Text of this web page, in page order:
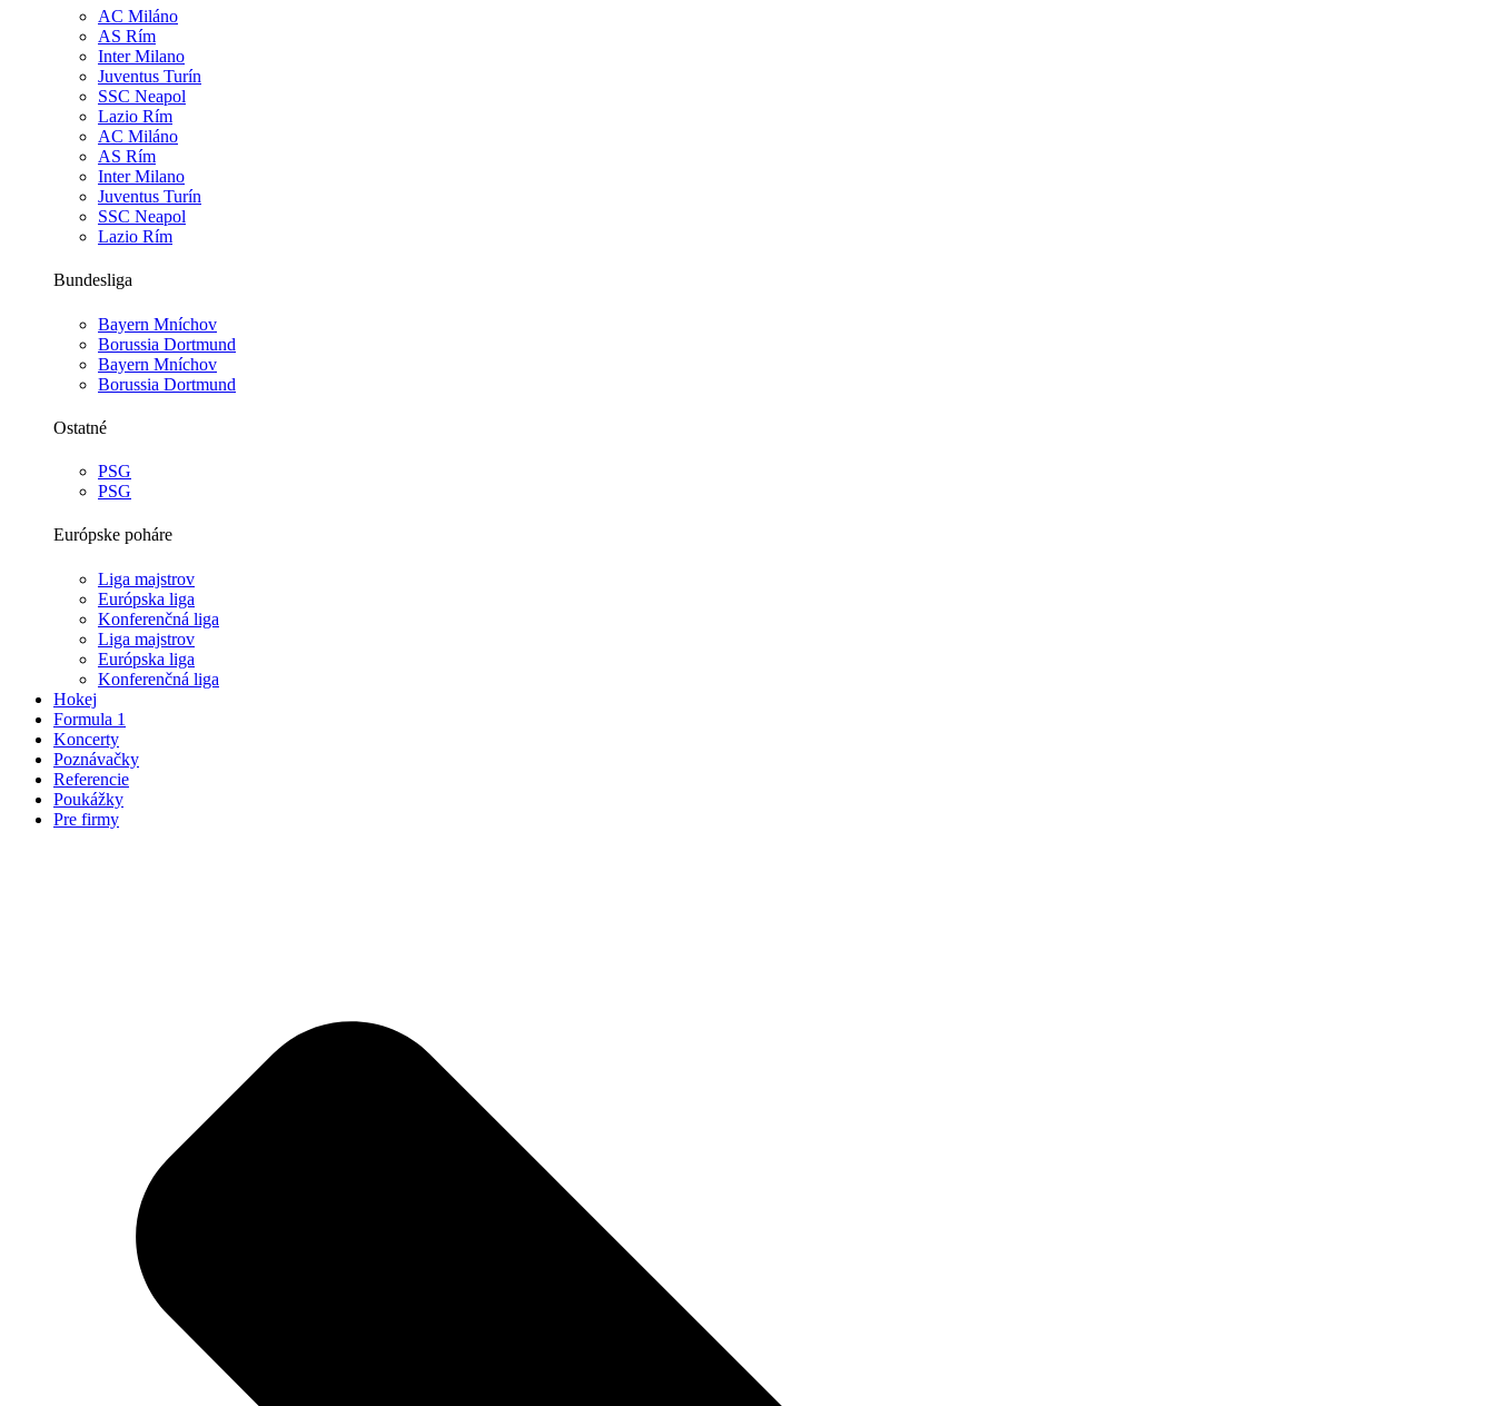
AC Miláno
AS Rím
Inter Milano
Juventus Turín
SSC Neapol
Lazio Rím
AC Miláno
AS Rím
Inter Milano
Juventus Turín
SSC Neapol
Lazio Rím
Bundesliga
Bayern Mníchov
Borussia Dortmund
Bayern Mníchov
Borussia Dortmund
Ostatné
PSG
PSG
Európske poháre
Liga majstrov
Európska liga
Konferenčná liga
Liga majstrov
Európska liga
Konferenčná liga
Hokej
Formula 1
Koncerty
Poznávačky
Referencie
Poukážky
Pre firmy